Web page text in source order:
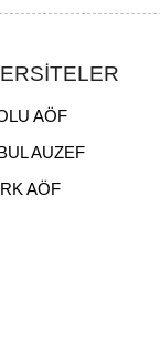
AÖF
AUZEF
AÖF